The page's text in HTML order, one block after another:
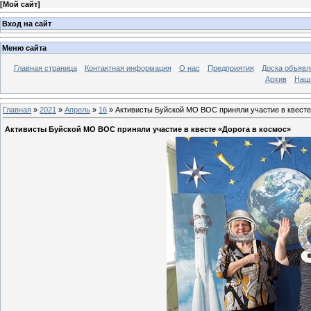
[Мой сайт]
Вход на сайт
Меню сайта
Главная страница Контактная информация О нас Предприятия
Доска
Архив
Главная » 2021 » Апрель » 16 » Активисты Буйской МО ВОС приняли участие в
Активисты Буйской МО ВОС приняли участие в квесте «Дорога в космос»